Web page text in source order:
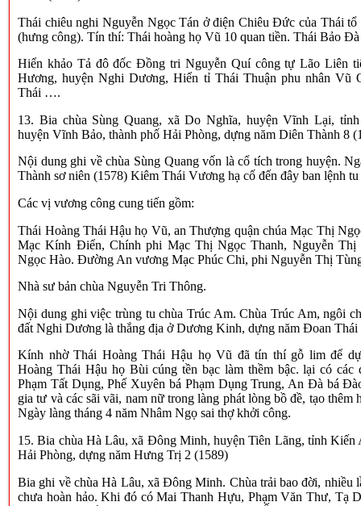
Thái chiêu nghi Nguyễn Ngọc Tán ở điện Chiêu Đức của Thái tổ
(hưng công). Tín thí: Thái hoàng họ Vũ 10 quan tiền. Thái Bảo
Hiển khảo Tả đô đốc Đồng tri Nguyễn Quí công tự Lão Liên
Hương, huyện Nghi Dương, Hiển tỉ Thái Thuận phu nhân Vũ
Thái ….
13. Bia chùa Sùng Quang, xã Do Nghĩa, huyện Vĩnh Lại,
huyện Vĩnh Bảo, thành phố Hải Phòng, dựng năm Diên Thành 8
Nội dung ghi về chùa Sùng Quang vốn là cổ tích trong huyện.
Thành sơ niên (1578) Kiêm Thái Vương hạ cố đến đây ban lệnh tu
Các vị vương công cung tiến gồm:
Thái Hoàng Thái Hậu họ Vũ, an Thượng quận chúa Mạc Thị
Mạc Kính Điển, Chính phi Mạc Thị Ngọc Thanh, Nguyễn Thị
Ngọc Hào. Đường An vương Mạc Phúc Chi, phi Nguyễn Thị
Nhà sư bản chùa Nguyễn Tri Thông.
Nội dung ghi việc trùng tu chùa Trúc Am. Chùa Trúc Am, ngôi
đất Nghi Dương là thắng địa ở Dương Kinh, dựng năm Đoan Thái
Kính nhờ Thái Hoàng Thái Hậu họ Vũ đã tín thí gỗ lim để
Hoàng Thái Hậu họ Bùi cúng tền bạc làm thềm bậc. lại có các
Phạm Tất Dụng, Phế Xuyên bá Phạm Dụng Trung, An Đà bá
gia tư và các sãi vãi, nam nữ trong làng phát lòng bồ đề, tạo thêm
Ngày làng tháng 4 năm Nhâm Ngọ sai thợ khởi công.
15. Bia chùa Hà Lâu, xã Đông Minh, huyện Tiên Lãng, tỉnh Kiến
Hải Phòng, dựng năm Hưng Trị 2 (1589)
Bia ghi về chùa Hà Lâu, xã Đông Minh. Chùa trải bao đời, nhiều
chưa hoàn hảo. Khi đó có Mai Thanh Hựu, Phạm Văn Thư, Tạ